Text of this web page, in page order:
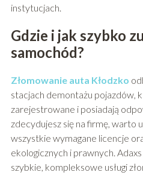
instytucjach.
Gdzie i jak szybko
samochód?
Złomowanie auta Kłodzko
stacjach demontażu pojazdów,
zarejestrowane i posiadają
zdecydujesz się na firmę, warto
wszystkie wymagane licencje
ekologicznych i prawnych.
szybkie, kompleksowe usługi